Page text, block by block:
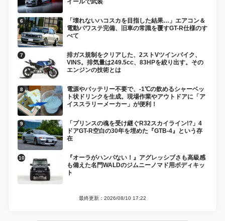
イールで武装
「壊れないハコスカを目指した結果…」エアコン＆
電動パワステ完備、旧車の常識を覆すGT-R仕様のす
べて
排ガス規制をクリアした、2ストVツインバイク、
VINS。排気量は249.5cc、83HPを絞り出す。その
エンジンの技術とは
電源やバッテリー不要で、-1℃の飲めるシャーベッ
ト状ドリンクを生成。現場作業やアウトドアに「ア
イススラリーメーカー」が便利！
「プリンスの魂を受け継ぐR32スカイライン!?」4
ドアGT-R空白の30年を埋めた『GTB-4』という存
在
『オーラがハンパない！』アグレッシブさも高級感
も備えた名門WALDのジムニーノマド用ボディキッ
ト
最終更新：2026/08/10 17:22